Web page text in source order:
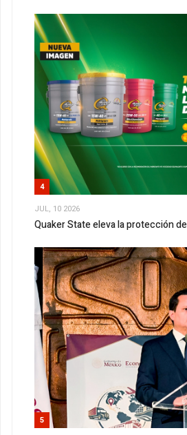
4
JUL, 10 2026
Quaker State eleva la protección
5